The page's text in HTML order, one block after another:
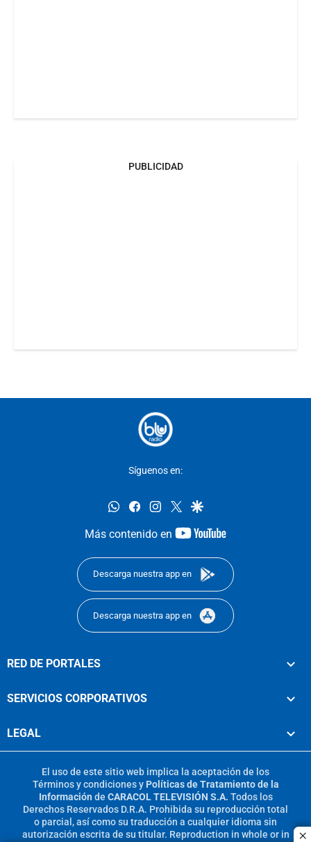
PUBLICIDAD
Síguenos en:
whatsappfacebookinstagram
twittergoogle
Más contenido en
youtube-
Descarga nuestra app en
Descarga nuestra app en
RED DE PORTALES
SERVICIOS CORPORATIVOS
LEGAL
El uso de este sitio web implica la aceptación de los
Términos y condicionesy Políticas de Tratamiento de la
Información de CARACOL TELEVISIÓN S.A. Todos los
Derechos Reservados D.R.A. Prohibida su reproducción total
o parcial, así como su traducción a cualquier idioma sin
autorización escrita de su titular. Reproduction in whole or in